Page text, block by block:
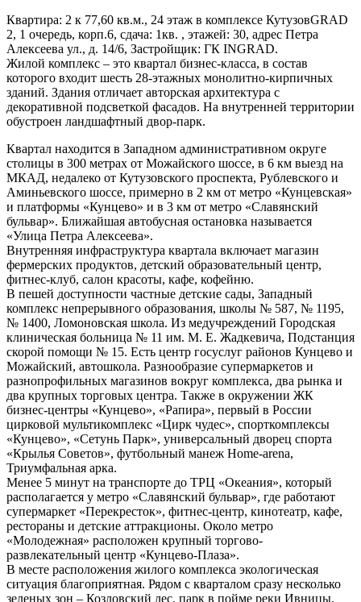
Квартира: 2 к 77,60 кв.м., 24 этаж в комплексе КутузовGRAD
2, 1 очередь, корп.6, сдача: 1кв. , этажей: 30, адрес Петра
Алексеева ул., д. 14/6, Застройщик: ГК INGRAD.
Жилой комплекс – это квартал бизнес-класса, в состав
которого входит шесть 28-этажных монолитно-кирпичных
зданий. Здания отличает авторская архитектура с
декоративной подсветкой фасадов. На внутренней территории
обустроен ландшафтный двор-парк.
Квартал находится в Западном административном округе
столицы в 300 метрах от Можайского шоссе, в 6 км выезд на
МКАД, недалеко от Кутузовского проспекта, Рублевского и
Аминьевского шоссе, примерно в 2 км от метро «Кунцевская»
и платформы «Кунцево» и в 3 км от метро «Славянский
бульвар». Ближайшая автобусная остановка называется
«Улица Петра Алексеева».
Внутренняя инфраструктура квартала включает магазин
фермерских продуктов, детский образовательный центр,
фитнес-клуб, салон красоты, кафе, кофейню.
В пешей доступности частные детские сады, Западный
комплекс непрерывного образования, школы № 587, № 1195,
№ 1400, Ломоновская школа. Из медучреждений Городская
клиническая больница № 11 им. М. Е. Жадкевича, Подстанция
скорой помощи № 15. Есть центр госуслуг районов Кунцево и
Можайский, автошкола. Разнообразие супермаркетов и
разнопрофильных магазинов вокруг комплекса, два рынка и
два крупных торговых центра. Также в окружении ЖК
бизнес-центры «Кунцево», «Рапира», первый в России
цирковой мультикомплекс «Цирк чудес», спорткомплексы
«Кунцево», «Сетунь Парк», универсальный дворец спорта
«Крылья Советов», футбольный манеж Home-arena,
Триумфальная арка.
Менее 5 минут на транспорте до ТРЦ «Океания», который
располагается у метро «Славянский бульвар», где работают
супермаркет «Перекресток», фитнес-центр, кинотеатр, кафе,
рестораны и детские аттракционы. Около метро
«Молодежная» расположен крупный торгово-
развлекательный центр «Кунцево-Плаза».
В месте расположения жилого комплекса экологическая
ситуация благоприятная. Рядом с кварталом сразу несколько
зеленых зон – Козловский лес, парк в пойме реки Ивницы,